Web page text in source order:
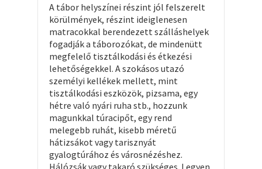
A tábor helyszínei részint jól felszerelt
körülmények, részint ideiglenesen
matracokkal berendezett szálláshelyek
fogadják a táborozókat, de mindenütt
megfelelő tisztálkodási és étkezési
lehetőségekkel. A szokásos utazó
személyi kellékek mellett, mint
tisztálkodási eszközök, pizsama, egy
hétre való nyári ruha stb., hozzunk
magunkkal túracipőt, egy rend
melegebb ruhát, kisebb méretű
hátizsákot vagy tarisznyát
gyalogtúrához és városnézéshez.
Hálózsák vagy takaró szükséges. Legyen